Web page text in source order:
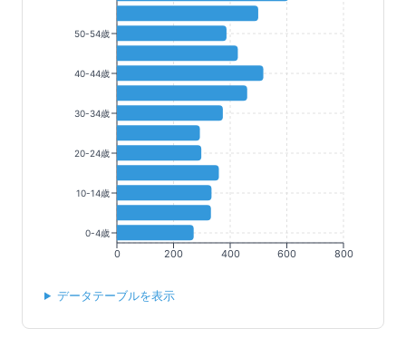
0 200 400 600 800
50-54歳
40-44歳
30-34歳
20-24歳
10-14歳
0-4歳
データテーブルを表示